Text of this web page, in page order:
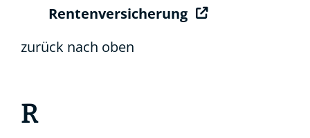
Rentenversicherung
zurück nach oben
R